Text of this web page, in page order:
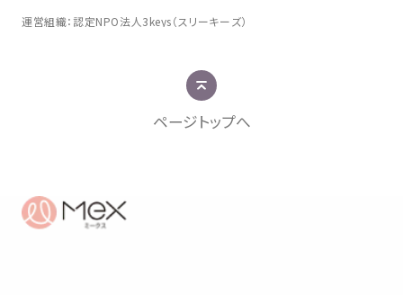
運営組織：認定NPO法人3keys（スリーキーズ）
ページトップへ